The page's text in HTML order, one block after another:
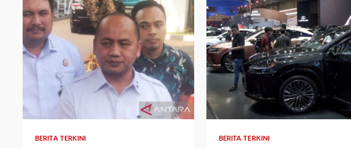
BERITA TERKINI BERITA TERKINI